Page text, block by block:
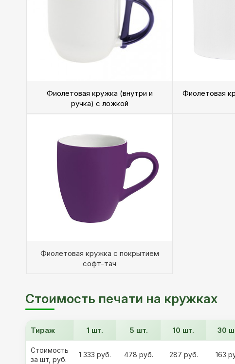
Фиолетовая кружка (внутри и
ручка) с ложкой
Фиолетовая
Фиолетовая кружка с покрытием
софт-тач
Стоимость печати на кружках
Тираж 1 шт. 5 шт. 10 шт. 30
Стоимость
за шт, руб.
1 333 руб. 478 руб. 287 руб. 163